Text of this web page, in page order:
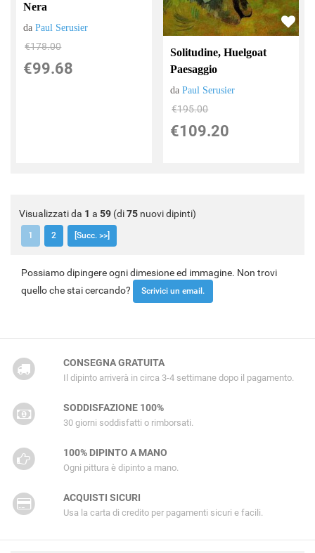
Nera
daPaul Serusier
€178.00
€99.68
Solitudine, Huelgoat
Paesaggio
daPaul Serusier
€195.00
€109.20
Visualizzati da 1 a 59 (di75 nuovi dipinti)
1 2 [Succ. >>]
Possiamo dipingere ogni dimesione ed immagine. Non trovi
quello che stai cercando?
Scrivici un email.
CONSEGNA GRATUITA
Il dipinto arriverà in circa 3-4 settimane dopo il pagamento.
SODDISFAZIONE 100%
30 giorni soddisfatti o rimborsati.
100% DIPINTO A MANO
Ogni pittura è dipinto a mano.
ACQUISTI SICURI
Usa la carta di credito per pagamenti sicuri e facili.